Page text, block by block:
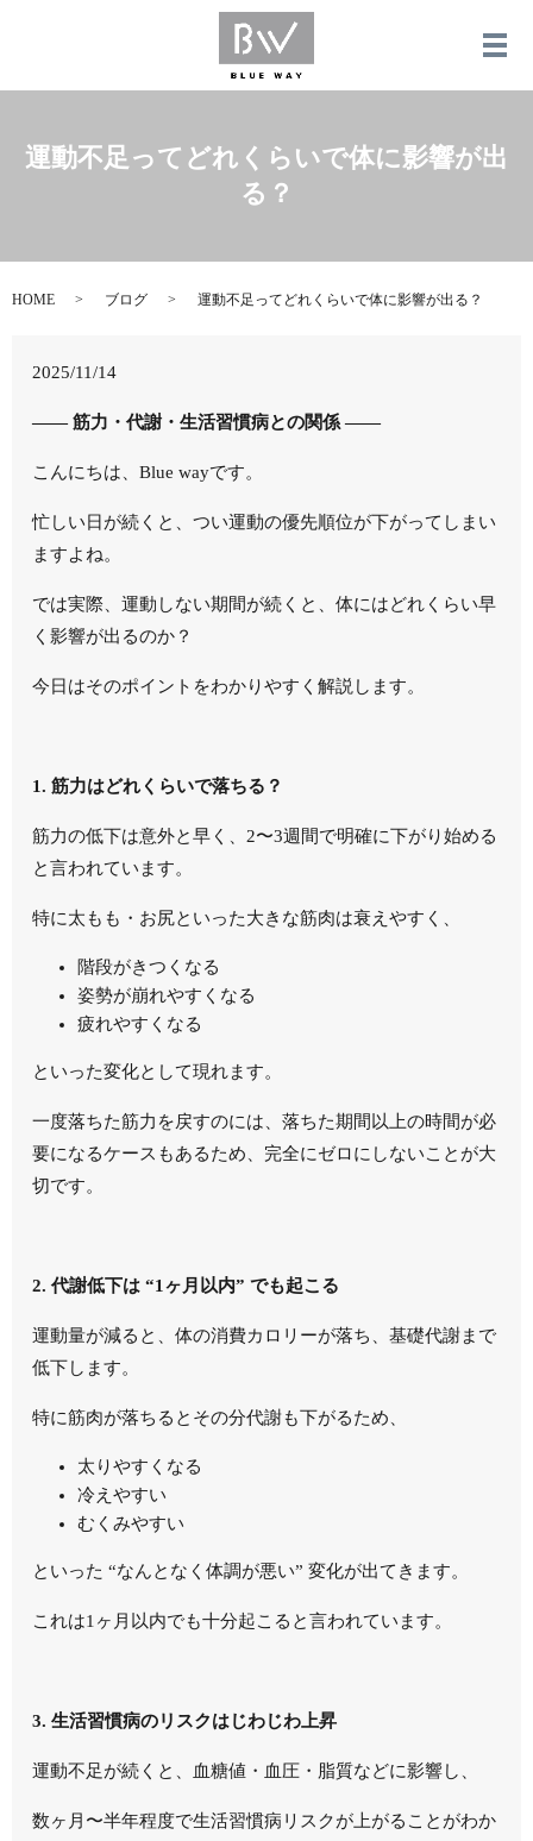
メ
運動不足ってどれくらいで体に影響が出
る？
HOME ブログ 運動不足ってどれくらいで体に影響が出る？
2025/11/14
—— 筋力・代謝・生活習慣病との関係 ——
こんにちは、Blue wayです。
忙しい日が続くと、つい運動の優先順位が下がってしまい
ますよね。
では実際、運動しない期間が続くと、体にはどれくらい早
く影響が出るのか？
今日はそのポイントをわかりやすく解説します。
1. 筋力はどれくらいで落ちる？
筋力の低下は意外と早く、2〜3週間で明確に下がり始める
と言われています。
特に太もも・お尻といった大きな筋肉は衰えやすく、
階段がきつくなる
姿勢が崩れやすくなる
疲れやすくなる
といった変化として現れます。
一度落ちた筋力を戻すのには、落ちた期間以上の時間が必
要になるケースもあるため、完全にゼロにしないことが大
切です。
2. 代謝低下は “1ヶ月以内” でも起こる
運動量が減ると、体の消費カロリーが落ち、基礎代謝まで
低下します。
特に筋肉が落ちるとその分代謝も下がるため、
太りやすくなる
冷えやすい
むくみやすい
といった “なんとなく体調が悪い” 変化が出てきます。
これは1ヶ月以内でも十分起こると言われています。
3. 生活習慣病のリスクはじわじわ上昇
運動不足が続くと、血糖値・血圧・脂質などに影響し、
数ヶ月〜半年程度で生活習慣病リスクが上がることがわか